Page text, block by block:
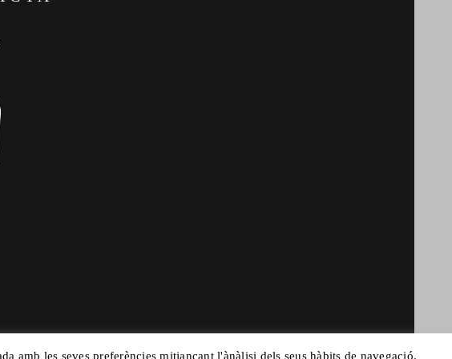
amb les seves preferències mitjançant l'ànàlisi dels seus hàbits de navegació.